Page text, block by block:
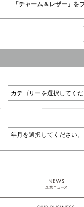
「チャーム＆レザー」を